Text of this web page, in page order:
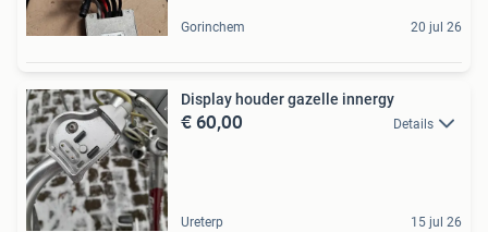
Gorinchem 20 jul 26
Display houder gazelle innergy
€ 60,00 Details
Ureterp 15 jul 26